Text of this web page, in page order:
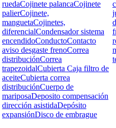
ruedaCojinete palancaCojinete
palierCojinete,
manguetaCojinetes,
diferencialCondensador sistema
encendidoConductoContacto
aviso desgaste frenoCorrea
distribuciónCorrea
trapezoidalCubierta Caja filtro de
aceiteCubierta correa
distribuciónCuerpo de
mariposaDeposito compensación
dirección asistidaDepósito
expansiónDisco de embrague